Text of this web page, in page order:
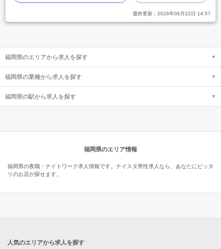
最終更新： 2026年06月22日 14:57
福岡県のエリアから求人を探す
福岡県の業種から求人を探す
福岡県の駅から求人を探す
福岡県のエリア情報
福岡県の夜職・ナイトワーク求人情報です。ナイスタ男性求人なら、あなたにピッタ
リのお店が探せます。
人気のエリアから求人を探す